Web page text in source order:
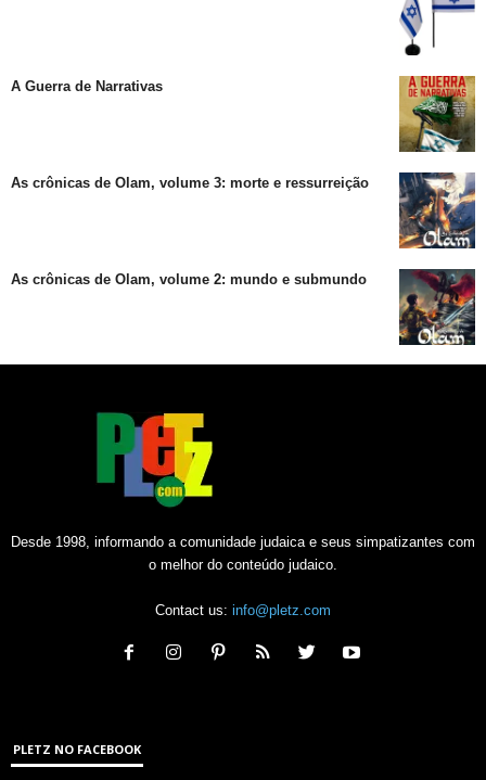
A Guerra de Narrativas
As crônicas de Olam, volume 3: morte e ressurreição
As crônicas de Olam, volume 2: mundo e submundo
Desde 1998, informando a comunidade judaica e seus simpatizantes com
o melhor do conteúdo judaico.
Contact us: info@pletz.com
PLETZ NO FACEBOOK